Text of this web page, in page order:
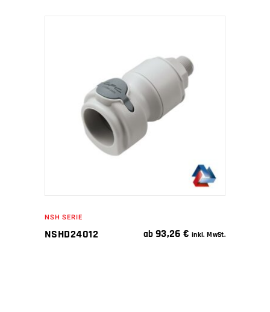
IN DEN WARENKORB
NSH SERIE
NSHD24012 ab 93,26€ inkl. MwSt.